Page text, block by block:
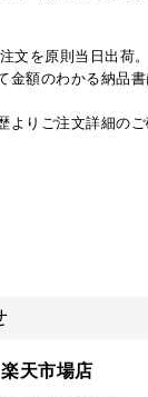
文を原則当日出荷。
金額のわかる納品
よりご注文詳細の
天市場店